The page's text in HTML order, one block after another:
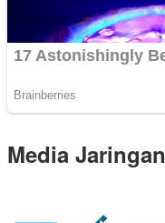
Media Jaringan